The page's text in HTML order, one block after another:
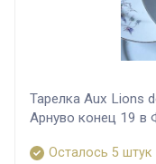
Тарелка Aux Lions
Арнуво конец 19 в
Осталось 5 штук